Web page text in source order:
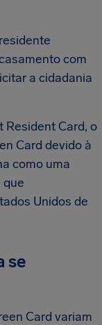
com
a cidadania
Resident Card, o
Card devido à
como uma
que
Unidos de
se
Card variam